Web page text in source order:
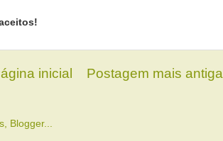
Postagem mais antiga
inicial